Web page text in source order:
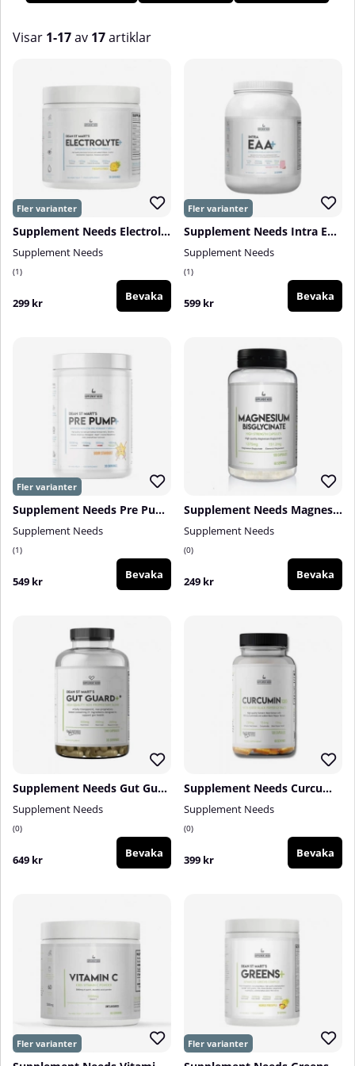
Supplement Needs.
Visar 1-17av 17artiklar
Supplement Needs Electrolyte+, 210 g
Supplement Needs
1
299 kr Bevaka
Supplement Needs Intra EAA+, 810 g
Supplement Needs
1
599 kr Bevaka
Supplement Needs Pre Pump+, 30 serv.
Supplement Needs
1
549 kr Bevaka
Supplement Needs Magnesium Bisglycinate, 120 caps
Supplement Needs
0
249 kr Bevaka
Supplement Needs Gut Guard+, 240 caps
Supplement Needs
0
649 kr Bevaka
Supplement Needs Curcumin with Black Pepper Extract, 120 caps
Supplement Needs
0
399 kr Bevaka